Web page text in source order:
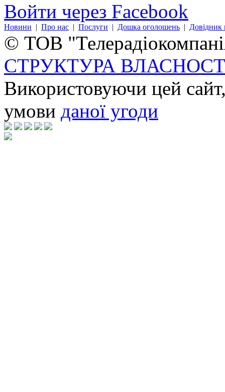
Войти через Facebook
Новини | Про нас | Послуги | Дошка оголошень | Довідник
© ТОВ
СТРУКТУРА
Використовуючи цей
умови даної угоди